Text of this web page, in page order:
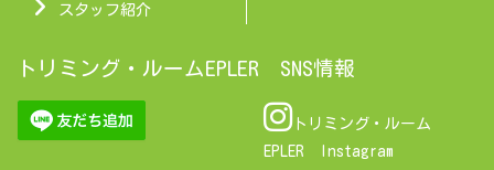
スタッフ紹介
トリミング・ルームEPLER SNS情報
トリミング・ルーム
EPLER Instagram